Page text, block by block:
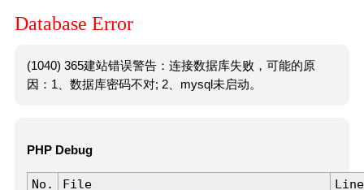
Database Error
(1040) 365建站错误警告：连接数据库失败，可能的原
因：1、数据库密码不对; 2、mysql未启动。
PHP Debug
No. File
Line